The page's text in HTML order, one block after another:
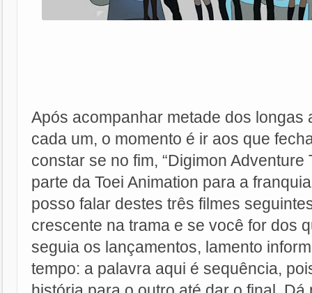
Após acompanhar metade dos longas
cada um, o momento é ir aos que
constar se no fim, “Digimon Adventure
parte da Toei Animation para a
posso falar destes três filmes
crescente na trama e se você for dos
seguia os lançamentos, lamento
tempo: a palavra aqui é sequência,